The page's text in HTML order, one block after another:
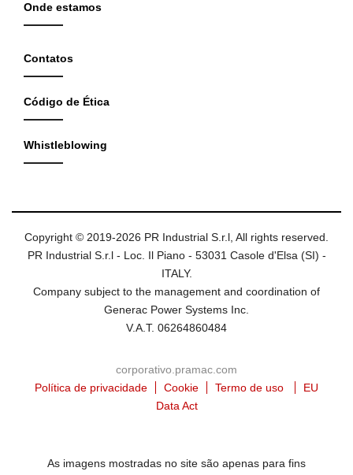
Onde estamos
Contatos
Código de Ética
Whistleblowing
Copyright © 2019-2026 PR Industrial S.r.l, All rights reserved.
PR Industrial S.r.l - Loc. Il Piano - 53031 Casole d'Elsa (SI) -
ITALY.
Company subject to the management and coordination of
Generac Power Systems Inc.
V.A.T. 06264860484
corporativo.pramac.com
Política de privacidade
Cookie Termo de uso
EU
Data Act
As imagens mostradas no site são apenas para fins